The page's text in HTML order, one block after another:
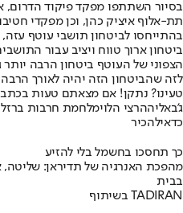
תת-אלוף איציק כהן, וכן מפקדי
בהתייחסו לביטחון תושבי עוטף עזה,
ביטחון ארוך טווח ויציב עבור
הצפוני של העוטף ביטחון הרבה יותר
לזה שהביטחון הזה יהיה לאורך
טעינו? נתקן! אם מצאתם טעות
ג'באליההרצי הלוימלחמת חרבות ברזל
כדאילהכיר
כך תחסכו בחשמל בלי להזיע
מהפכת האנרגיה של תדיראן: שליטה,
בבית
בשיתוף TADIRAN